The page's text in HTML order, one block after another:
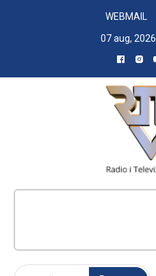
WEBMAIL
07 aug, 2026